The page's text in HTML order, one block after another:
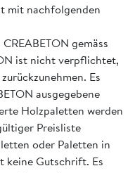
mit nachfolgenden
gemäss
ist nicht verpflichtet,
Es
ausgegebene
Holzpaletten werden
Preisliste
oder Paletten in
keine Gutschrift. Es